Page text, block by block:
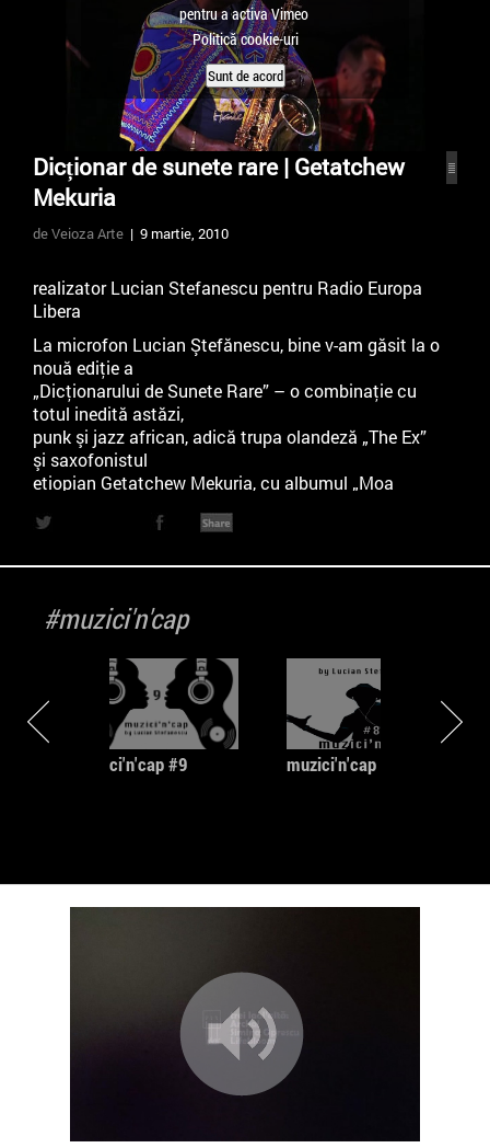
pentru a activa Vimeo
Politică cookie-uri
Sunt de acord
Dicționar de sunete rare | Getatchew
Mekuria
de Veioza Arte | 9 martie, 2010
realizator Lucian Stefanescu pentru Radio Europa
Libera
La microfon Lucian Ştefănescu, bine v-am găsit la o
nouă ediţie a
„Dicţionarului de Sunete Rare” – o combinaţie cu
totul inedită astăzi,
punk şi jazz african, adică trupa olandeză „The Ex”
şi saxofonistul
etiopian Getatchew Mekuria, cu albumul „Moa
aprile 2006, într-un studio din Olanda şi în concert în
reţea – ne spune
despre Getatchew Mekuria că e un legendar „ethio
jazz saxophonist”.
Explicaţia acestei clasificări – „ethio jazz
saxophonist” – e relativ
simplă – Mekuria e unul din muzicienii ce apar în
vestita colecţie
„Ethiopiques”, care adună – în cele peste 20 de
După ce i-au ascultat albumele din anii 70, „The Ex”
l-au invitat în
proiect numit „The Instant Composers Pool”, un
grup de improvizaţie
liberă – un fel de jam session instituţionalizat, dacă
Rezultatele colaborării dintre „The Ex” şi Mekuria la
#muzici'n'cap
muzici'n'cap #9 muzici'n'cap #8